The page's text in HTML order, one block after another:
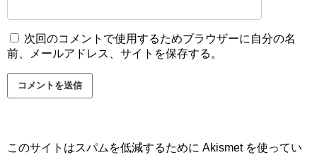
次回のコメントで使用するためブラウザーに自分の名
前、メールアドレス、サイトを保存する。
このサイトはスパムを低減するために Akismet を使ってい